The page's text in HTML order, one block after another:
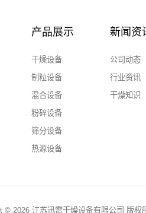
产品展示
干燥设备
制粒设备
混合设备
粉碎设备
筛分设备
热源设备
新闻资
公司动态
行业资讯
干燥知识
© 2026 江苏迅雷干燥设备有限公司 版权